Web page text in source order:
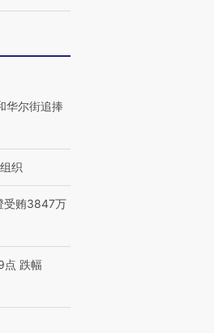
种
三对
CFO：不靠规模取胜，华
住三大增长引擎是什么？
华尔街追捧
织
受贿3847万
点 跌幅